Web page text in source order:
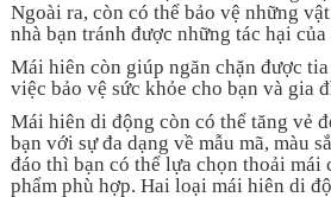
Ngoài ra, còn có thể bảo vệ những
nhà bạn tránh được những tác hại
Mái hiên còn giúp ngăn chặn được
việc bảo vệ sức khỏe cho bạn và gia
Mái hiên di động còn có thể tăng vẻ
bạn với sự đa dạng về mẫu mã, màu
đáo thì bạn có thể lựa chọn thoải mái
phẩm phù hợp. Hai loại mái hiên di